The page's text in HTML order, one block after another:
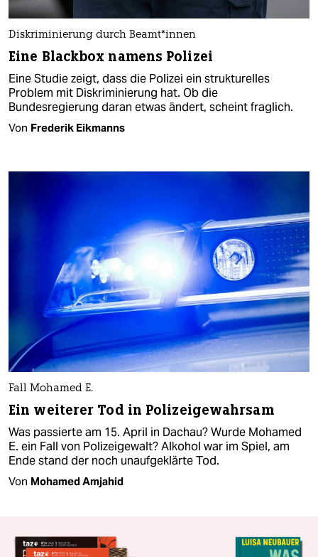
Diskriminierung durch Be­am­t*in­nen
Eine Blackbox namens Polizei
Eine Studie zeigt, dass die Polizei ein strukturelles
Problem mit Diskriminierung hat. Ob die
Bundesregierung daran etwas ändert, scheint fraglich.
Von Frederik Eikmanns
Fall Mohamed E.
Ein weiterer Tod in Polizeigewahrsam
Was passierte am 15. April in Dachau? Wurde Mohamed
E. ein Fall von Polizeigewalt? Alkohol war im Spiel, am
Ende stand der noch unaufgeklärte Tod.
Von Mohamed Amjahid